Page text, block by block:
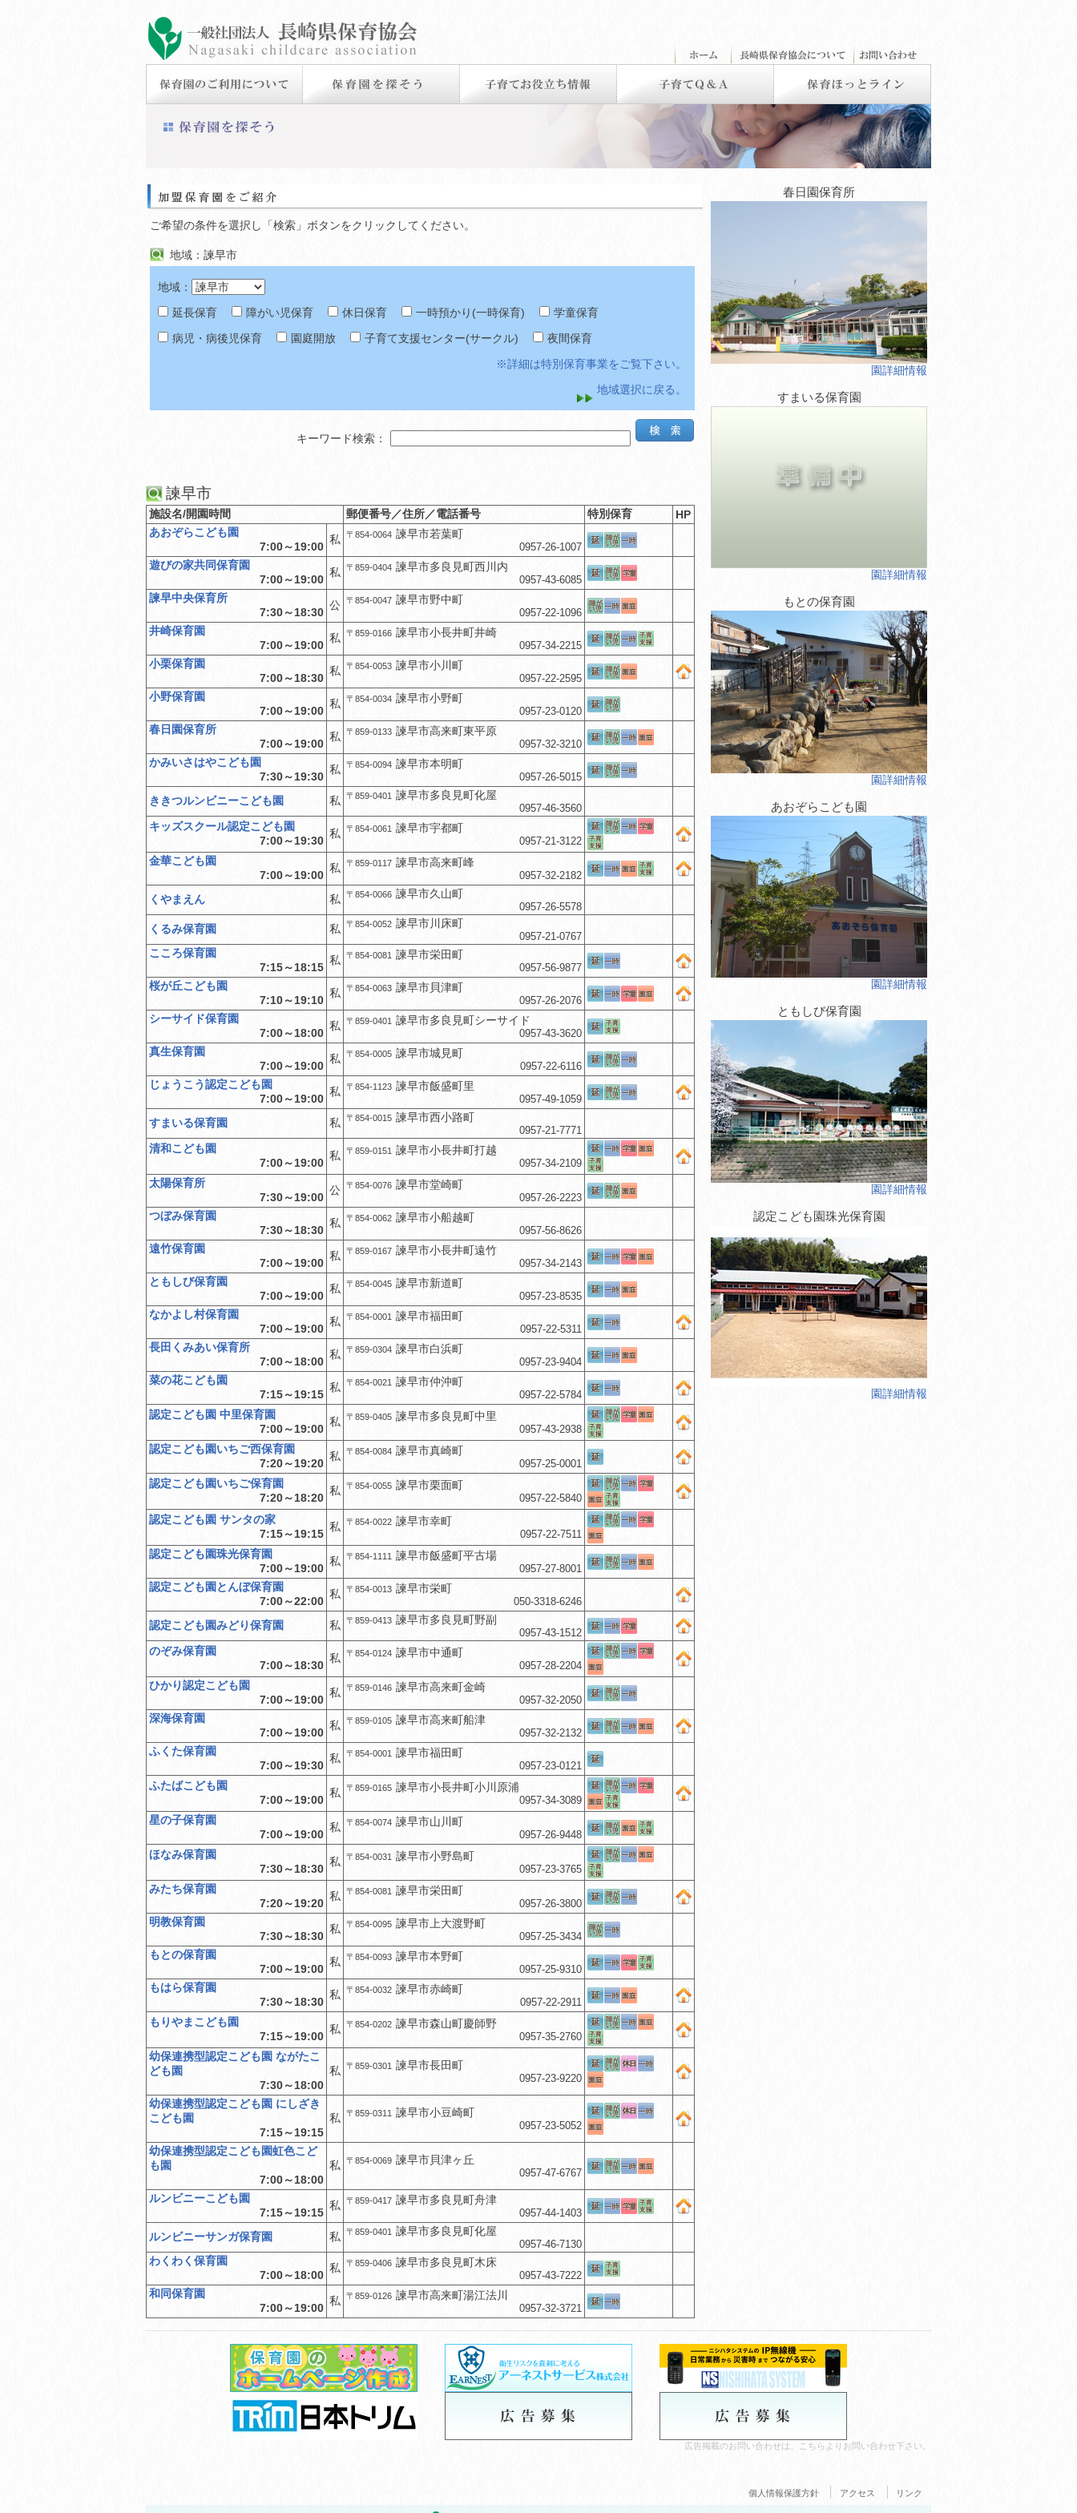
ご希望の条件を選択し「検索」ボタンをクリックしてください。
地域：諫早市
地域：
延長保育
障がい児保育 休日保育 一時預かり(一時保育)
学童保育
病児・病後児保育
園庭開放 子育て支援センター(サークル)
夜間保育
※詳細は特別保育事業をご覧下さい。
地域選択に戻る。
キーワード検索：
諫早市
施設名/開園時間 郵便番号／住所／電話番号 特別保育
HP
あおぞらこども園
7:00～19:00
私 〒854-0064 諫早市若葉町
0957-26-1007
遊びの家共同保育園
7:00～19:00
私 〒859-0404 諫早市多良見町西川内
0957-43-6085
諫早中央保育所
7:30～18:30
公 〒854-0047 諫早市野中町
0957-22-1096
井崎保育園
7:00～19:00
私 〒859-0166 諫早市小長井町井崎
0957-34-2215
小栗保育園
7:00～18:30
私 〒854-0053 諫早市小川町
0957-22-2595
小野保育園
7:00～19:00
私 〒854-0034 諫早市小野町
0957-23-0120
春日園保育所
7:00～19:00
私 〒859-0133 諫早市高来町東平原
0957-32-3210
かみいさはやこども園
7:30～19:30
私 〒854-0094 諫早市本明町
0957-26-5015
ききつルンビニーこども園 私 〒859-0401 諫早市多良見町化屋
0957-46-3560
キッズスクール認定こども園
7:00～19:30
私 〒854-0061 諫早市宇都町
0957-21-3122
金華こども園
7:00～19:00
私 〒859-0117 諫早市高来町峰
0957-32-2182
くやまえん 私 〒854-0066 諫早市久山町
0957-26-5578
くるみ保育園 私 〒854-0052 諫早市川床町
0957-21-0767
こころ保育園
7:15～18:15
私 〒854-0081 諫早市栄田町
0957-56-9877
桜が丘こども園
7:10～19:10
私 〒854-0063 諫早市貝津町
0957-26-2076
シーサイド保育園
7:00～18:00
私 〒859-0401 諫早市多良見町シーサイド
0957-43-3620
真生保育園
7:00～19:00
私 〒854-0005 諫早市城見町
0957-22-6116
じょうこう認定こども園
7:00～19:00
私 〒854-1123 諫早市飯盛町里
0957-49-1059
すまいる保育園 私 〒854-0015 諫早市西小路町
0957-21-7771
清和こども園
7:00～19:00
私 〒859-0151 諫早市小長井町打越
0957-34-2109
太陽保育所
7:30～19:00
公 〒854-0076 諫早市堂崎町
0957-26-2223
つぼみ保育園
7:30～18:30
私 〒854-0062 諫早市小船越町
0957-56-8626
遠竹保育園
7:00～19:00
私 〒859-0167 諫早市小長井町遠竹
0957-34-2143
ともしび保育園
7:00～19:00
私 〒854-0045 諫早市新道町
0957-23-8535
なかよし村保育園
7:00～19:00
私 〒854-0001 諫早市福田町
0957-22-5311
長田くみあい保育所
7:00～18:00
私 〒859-0304 諫早市白浜町
0957-23-9404
菜の花こども園
7:15～19:15
私 〒854-0021 諫早市仲沖町
0957-22-5784
認定こども園 中里保育園
7:00～19:00
私 〒859-0405 諫早市多良見町中里
0957-43-2938
認定こども園いちご西保育園
7:20～19:20
私 〒854-0084 諫早市真崎町
0957-25-0001
認定こども園いちご保育園
7:20～18:20
私 〒854-0055 諫早市栗面町
0957-22-5840
認定こども園 サンタの家
7:15～19:15
私 〒854-0022 諫早市幸町
0957-22-7511
認定こども園珠光保育園
7:00～19:00
私 〒854-1111 諫早市飯盛町平古場
0957-27-8001
認定こども園とんぼ保育園
7:00～22:00
私 〒854-0013 諫早市栄町
050-3318-6246
認定こども園みどり保育園 私 〒859-0413 諫早市多良見町野副
0957-43-1512
のぞみ保育園
7:00～18:30
私 〒854-0124 諫早市中通町
0957-28-2204
ひかり認定こども園
7:00～19:00
私 〒859-0146 諫早市高来町金崎
0957-32-2050
深海保育園
7:00～19:00
私 〒859-0105 諫早市高来町船津
0957-32-2132
ふくた保育園
7:00～19:30
私 〒854-0001 諫早市福田町
0957-23-0121
ふたばこども園
7:00～19:00
私 〒859-0165 諫早市小長井町小川原浦
0957-34-3089
星の子保育園
7:00～19:00
私 〒854-0074 諫早市山川町
0957-26-9448
ほなみ保育園
7:30～18:30
私 〒854-0031 諫早市小野島町
0957-23-3765
みたち保育園
7:20～19:20
私 〒854-0081 諫早市栄田町
0957-26-3800
明教保育園
7:30～18:30
私 〒854-0095 諫早市上大渡野町
0957-25-3434
もとの保育園
7:00～19:00
私 〒854-0093 諫早市本野町
0957-25-9310
もはら保育園
7:30～18:30
私 〒854-0032 諫早市赤崎町
0957-22-2911
もりやまこども園
7:15～19:00
私 〒854-0202 諫早市森山町慶師野
0957-35-2760
幼保連携型認定こども園 ながたこ
ども園
7:30～18:00
私 〒859-0301 諫早市長田町
0957-23-9220
幼保連携型認定こども園 にしざき
こども園
7:15～19:15
私 〒859-0311 諫早市小豆崎町
0957-23-5052
幼保連携型認定こども園虹色こど
も園
7:00～18:00
私 〒854-0069 諫早市貝津ヶ丘
0957-47-6767
ルンビニーこども園
7:15～19:15
私 〒859-0417 諫早市多良見町舟津
0957-44-1403
ルンビニーサンガ保育園 私 〒859-0401 諫早市多良見町化屋
0957-46-7130
わくわく保育園
7:00～18:00
私 〒859-0406 諫早市多良見町木床
0957-43-7222
和同保育園
7:00～19:00
私 〒859-0126 諫早市高来町湯江法川
0957-32-3721
春日園保育所
園詳細情報
すまいる保育園
園詳細情報
もとの保育園
園詳細情報
あおぞらこども園
園詳細情報
ともしび保育園
園詳細情報
認定こども園珠光保育園
園詳細情報
広告掲載のお問い合わせは、こちらよりお問い合わせ下さい。
個人情報保護方針 アクセス リンク